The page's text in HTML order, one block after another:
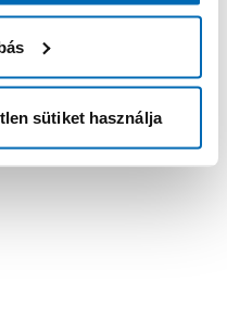
sütiket használja